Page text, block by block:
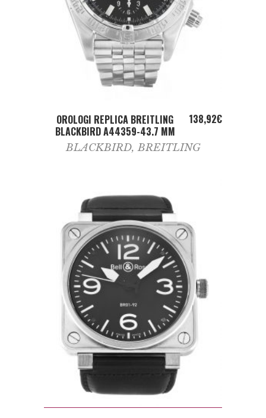
ADD TO CART
OROLOGI REPLICA BREITLING
BLACKBIRD A44359-43.7 MM
138,92€
BLACKBIRD,BREITLING